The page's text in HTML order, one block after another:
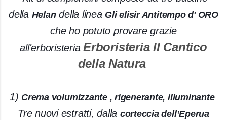
della Helandella linea Gli elisir Antitempo d' ORO
che ho potuto provare grazie
all'erboristeriaErboristeria Il Cantico
della Natura
1) Crema volumizzante , rigenerante, illuminante
Tre nuovi estratti, dalla corteccia dell’Eperua